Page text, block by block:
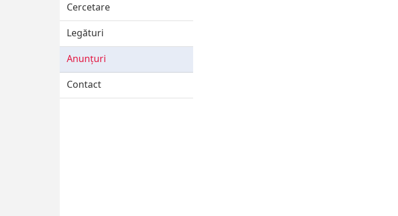
Cercetare
Legături
Anunțuri
Contact